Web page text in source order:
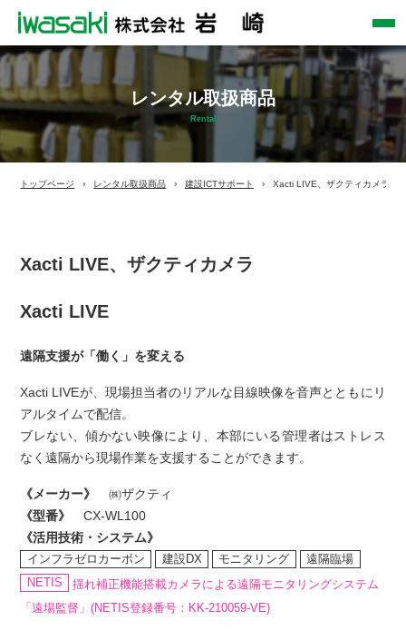
レンタル取扱商品
Rental
Xacti LIVE、ザクティカメラ
Xacti LIVE
遠隔支援が「働く」を変える
Xacti LIVEが、現場担当者のリアルな目線映像を音声とともにリ
アルタイムで配信。
ブレない、傾かない映像により、本部にいる管理者はストレス
なく遠隔から現場作業を支援することができます。
《メーカー》
㈱ザクティ
《型番》
CX-WL100
《活用技術・システム》
インフラゼロカーボン 建設DX モニタリング
遠隔臨場
NETIS
揺れ補正機能搭載カメラによる遠隔モニタリングシステム
「遠場監督」(NETIS登録番号：KK-210059-VE)
トップページ レンタル取扱商品 建設ICTサポート Xacti LIVE、ザクティカメラ